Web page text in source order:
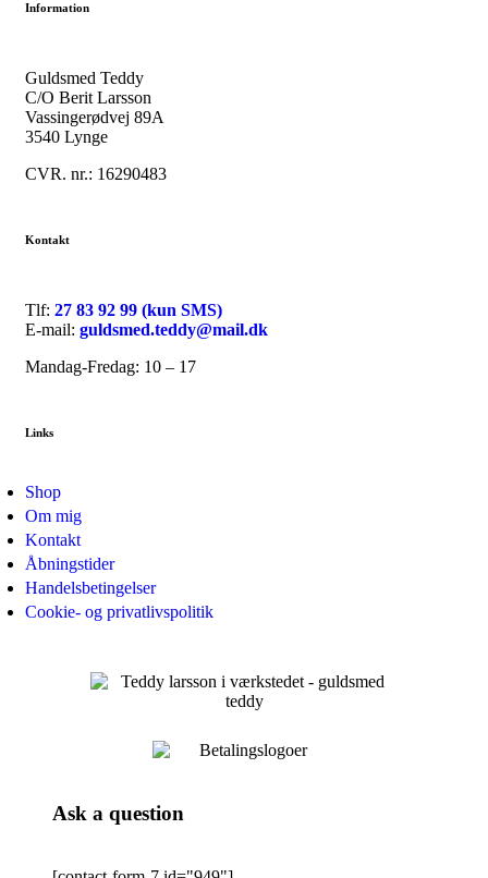
Information
Guldsmed Teddy
C/O Berit Larsson
Vassingerødvej 89A
3540 Lynge
CVR. nr.: 16290483
Kontakt
Tlf: 27 83 92 99 (kun SMS)
E-mail: guldsmed.teddy@mail.dk
Mandag-Fredag: 10 – 17
Links
Shop
Om mig
Kontakt
Åbningstider
Handelsbetingelser
Cookie- og privatlivspolitik
Ask a question